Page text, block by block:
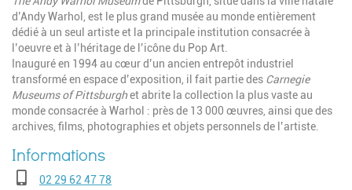
d’Andy Warhol, est le plus grand musée au monde entièrement
dédié à un seul artiste et la principale institution consacrée à
l’oeuvre et à l’héritage de l’icône du Pop Art.
Inauguré en 1994 au cœur d’un ancien entrepôt industriel
transformé en espace d’exposition, il fait partie des Carnegie
Museums of Pittsburghet abrite la collection la plus vaste au
monde consacrée à Warhol : près de 13 000 œuvres, ainsi que des
archives, films, photographies et objets personnels de l’artiste.
Téléphone02 29 62 47 78